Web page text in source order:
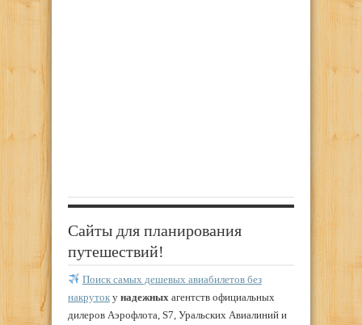
Сайты для планирования
путешествий!
Поиск самых дешевых авиабилетов без
накруток у надежных агентств официальных
дилеров Аэрофлота, S7, Уральских Авиалиний и